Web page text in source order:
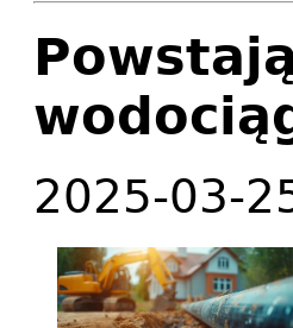
2025-03-